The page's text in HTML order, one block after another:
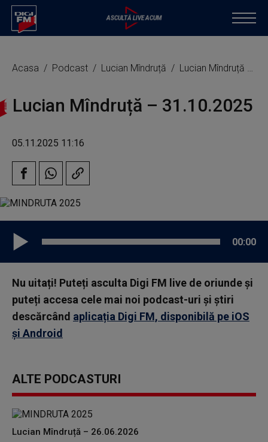
Acasa Podcast Lucian Mîndruță Lucian Mîndruță – 31.10.2025
Lucian Mîndruță – 31.10.2025
05.11.2025 11:16
00:00
Nu uitați! Puteți asculta Digi FM live de oriunde și
puteți accesa cele mai noi podcast-uri și știri
descărcând aplicația Digi FM, disponibilă pe iOS
și Android
ALTE PODCASTURI
Lucian Mîndruță – 26.06.2026